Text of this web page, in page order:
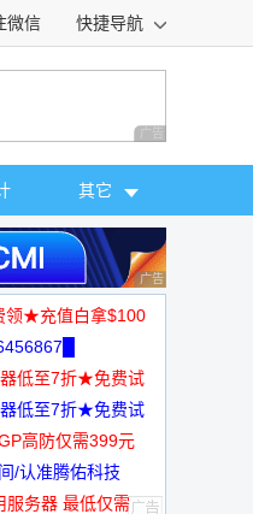
微信 快捷导航
广告 商业广告，理
其它
广告 商业广告，理
领★充值白拿$100
低至7折★免费试
低至7折★免费试
高防仅需399元
/认准腾佑科技
务器 最低仅需